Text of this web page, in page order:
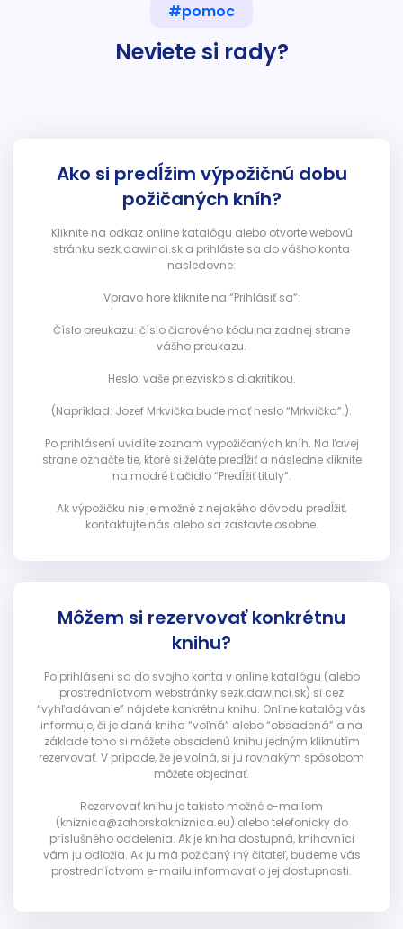
#pomoc
Neviete si rady?
Ako si predĺžim výpožičnú dobu
požičaných kníh?
Kliknite na odkaz online katalógu alebo otvorte webovú
stránku sezk.dawinci.sk a prihláste sa do vášho konta
nasledovne:
Vpravo hore kliknite na “Prihlásiť sa”:
Číslo preukazu: číslo čiarového kódu na zadnej strane
vášho preukazu.
Heslo: vaše priezvisko s diakritikou.
(Napríklad: Jozef Mrkvička bude mať heslo “Mrkvička”.).
Po prihlásení uvidíte zoznam vypožičaných kníh. Na ľavej
strane označte tie, ktoré si želáte predĺžiť a následne kliknite
na modré tlačidlo “Predĺžiť tituly”.
Ak výpožičku nie je možné z nejakého dôvodu predĺžiť,
kontaktujte nás alebo sa zastavte osobne.
Môžem si rezervovať konkrétnu
knihu?
Po prihlásení sa do svojho konta v online katalógu (alebo
prostredníctvom webstránky sezk.dawinci.sk) si cez
“vyhľadávanie” nájdete konkrétnu knihu. Online katalóg vás
informuje, či je daná kniha “voľná” alebo “obsadená” a na
základe toho si môžete obsadenú knihu jedným kliknutím
rezervovať. V prípade, že je voľná, si ju rovnakým spôsobom
môžete objednať.
Rezervovať knihu je takisto možné e-mailom
(kniznica@zahorskakniznica.eu) alebo telefonicky do
príslušného oddelenia. Ak je kniha dostupná, knihovníci
vám ju odložia. Ak ju má požičaný iný čitateľ, budeme vás
prostredníctvom e-mailu informovať o jej dostupnosti.